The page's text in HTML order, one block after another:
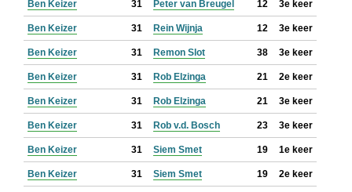
Ben Keizer 31 Peter van Breugel 12 3e keer
Ben Keizer 31 Rein Wijnja 12 3e keer
Ben Keizer 31 Remon Slot 38 3e keer
Ben Keizer 31 Rob Elzinga 21 2e keer
Ben Keizer 31 Rob Elzinga 21 3e keer
Ben Keizer 31 Rob v.d. Bosch 23 3e keer
Ben Keizer 31 Siem Smet 19 1e keer
Ben Keizer 31 Siem Smet 19 2e keer